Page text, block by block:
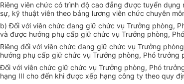
Riêng viên chức có trình độ cao đẳng được tuyển
sự, kỹ thuật viên theo bảng lương viên chức chuyên
b) Đối với viên chức đang giữ chức vụ Trưởng phòng,
và được hưởng phụ cấp giữ chức vụ Trưởng phòng,
Riêng đối với viên chức đang giữ chức vụ Trưởng
hưởng phụ cấp giữ chức vụ Trưởng phòng, Phó
Đối với viên chức giữ chức vụ Trưởng phòng, Phó
hạng III cho đến khi được xếp hạng công ty theo quy